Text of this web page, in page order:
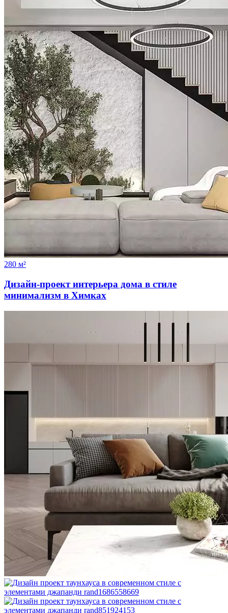
280 м²
Дизайн-проект интерьера дома в стиле
минимализм в Химках